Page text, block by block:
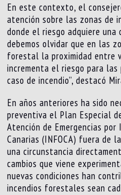
En este contexto, el
atención sobre las zonas
donde el riesgo adquiere una
debemos olvidar que en las
forestal la proximidad entre
incrementa el riesgo para las
caso de incendio”, destacó
En años anteriores ha sido
preventiva el Plan Especial
Atención de Emergencias
Canarias (INFOCA) fuera de
una circunstancia
cambios que viene
nuevas condiciones han
incendios forestales sean